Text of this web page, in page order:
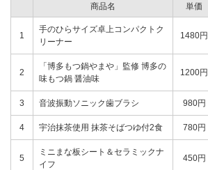
商品名 単価
1
手のひらサイズ卓上コンパクトク
リーナー
1480円
2
「博多もつ鍋やまや」監修 博多の
味もつ鍋 醤油味
1200円
3 音波振動ソニック歯ブラシ 980円
4 宇治抹茶使用 抹茶そばつゆ付2食 780円
5
ミニまな板シート＆セラミックナ
イフ
450円